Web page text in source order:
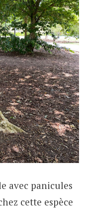
avec panicules
cette espèce